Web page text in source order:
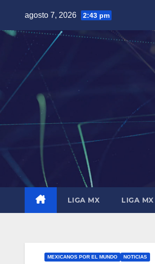
contenido
agosto 7, 2026 2:43 pm
LIGA MX LIGA
MEXICANOS POR EL MUNDO NOTICIAS